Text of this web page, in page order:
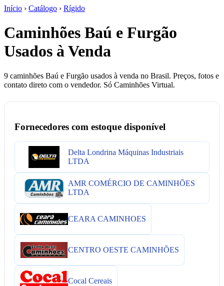
Início › Catálogo › Rígido
Caminhões Baú e Furgão
Usados à Venda
9 caminhões Baú e Furgão usados à venda no Brasil. Preços, fotos e
contato direto com o vendedor. Só Caminhões Virtual.
Fornecedores com estoque disponível
Delta Londrina Máquinas Industriais
LTDA
AMR COMÉRCIO DE CAMINHÕES
LTDA
CEARA CAMINHOES
CENTRO OESTE CAMINHÕES
Cocal Cereais